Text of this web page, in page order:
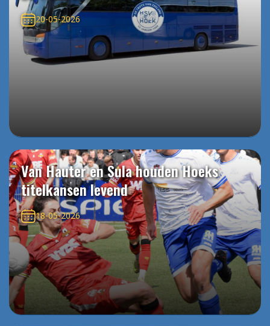
20-05-2026
Van Hauter en Sula houden Hoeks
titelkansen levend
18-05-2026